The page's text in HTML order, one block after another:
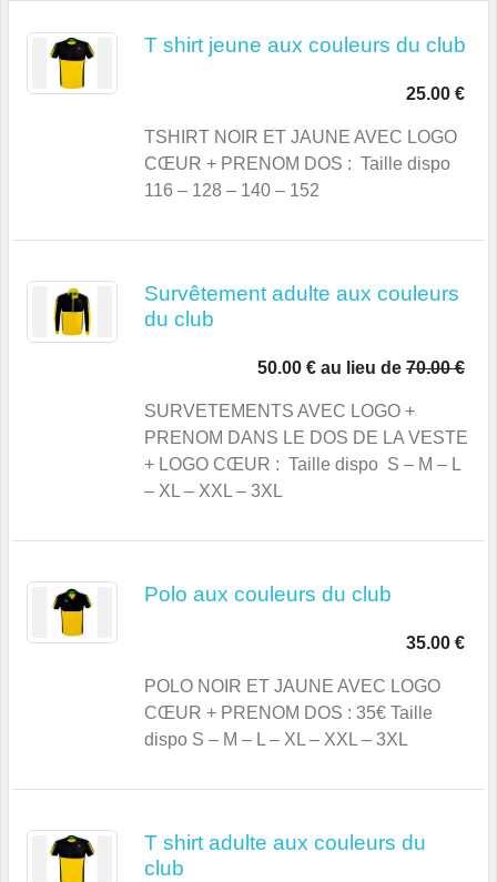
T shirt jeune aux couleurs du club
25.00 €
TSHIRT NOIR ET JAUNE AVEC LOGO
CŒUR + PRENOM DOS : Taille dispo
116 – 128 – 140 – 152
Survêtement adulte aux couleurs
du club
50.00 € au lieu de 70.00 €
SURVETEMENTS AVEC LOGO +
PRENOM DANS LE DOS DE LA VESTE
+ LOGO CŒUR : Taille dispo S – M – L
– XL – XXL – 3XL
Polo aux couleurs du club
35.00 €
POLO NOIR ET JAUNE AVEC LOGO
CŒUR + PRENOM DOS : 35€ Taille
dispo S – M – L – XL – XXL – 3XL
T shirt adulte aux couleurs du
club